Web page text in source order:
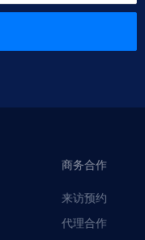
商务合作
来访预约
代理合作